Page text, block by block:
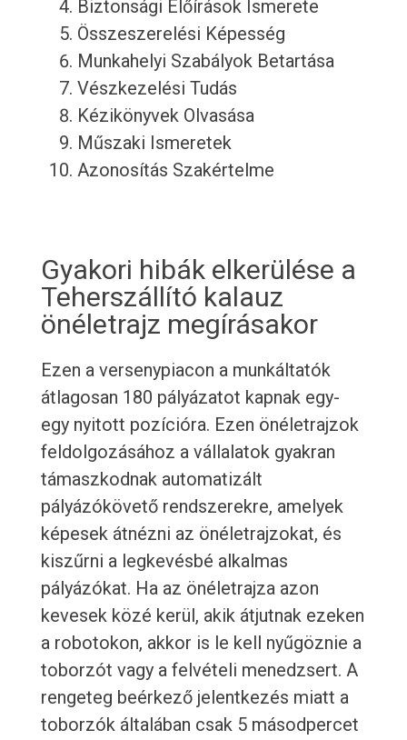
Biztonsági Előírások Ismerete
Összeszerelési Képesség
Munkahelyi Szabályok Betartása
Vészkezelési Tudás
Kézikönyvek Olvasása
Műszaki Ismeretek
Azonosítás Szakértelme
Gyakori hibák elkerülése a
Teherszállító kalauz
önéletrajz megírásakor
Ezen a versenypiacon a munkáltatók
átlagosan 180 pályázatot kapnak egy-
egy nyitott pozícióra. Ezen önéletrajzok
feldolgozásához a vállalatok gyakran
támaszkodnak automatizált
pályázókövető rendszerekre, amelyek
képesek átnézni az önéletrajzokat, és
kiszűrni a legkevésbé alkalmas
pályázókat. Ha az önéletrajza azon
kevesek közé kerül, akik átjutnak ezeken
a robotokon, akkor is le kell nyűgöznie a
toborzót vagy a felvételi menedzsert. A
rengeteg beérkező jelentkezés miatt a
toborzók általában csak 5 másodpercet